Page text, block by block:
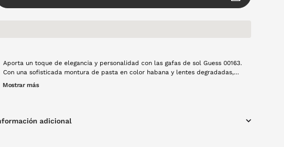
Aporta un toque de elegancia y personalidad con las gafas de sol Guess 00163.
Con una sofisticada montura de pasta en color habana y lentes degradadas,
estas gafas cateye son perfectas para destacar tu estilo. Su forma distintiva
Mostrar más
adicional